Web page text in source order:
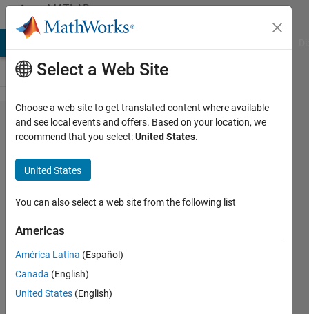
Skip to contentMATLAB
Answers
我再使
用强化
学习工
具​箱编
写SAC
智能体
进​行训
练时策
略一直
Select a Web Site
Choose a web site to get translated content where available
and see local events and offers. Based on your location, we
recommend that you select:United States.
United States
You can also select a web site from the following list
Americas
América Latina (Español)
Canada (English)
United States (English)